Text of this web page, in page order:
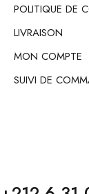
POLITIQUE DE
LIVRAISON
MON COMPTE
SUIVI DE